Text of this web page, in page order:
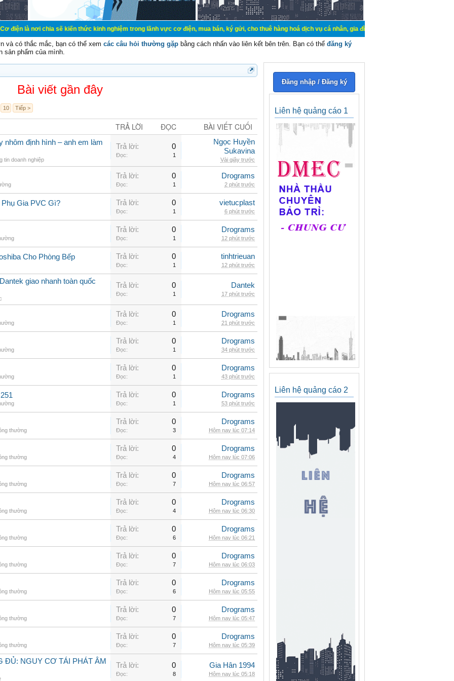
nơi chia sẽ kiến thức kinh nghiệm trong lãnh vực cơ điện, mua bán, ký gửi, cho thuê hàng hoá dịch vụ cá nhân, gia đình. Mua bán, ký gửi, cho thuê thiết
và có thắc mắc, bạn có thể xem các câu hỏi thường gặp bằng cách nhấn vào liên kết bên trên. Bạn có thể đăng ký
sản phẩm của mình.
Bài viết gần đây
10 Tiếp >
TRẢ LỜI ĐỌC BÀI VIẾT CUỐI
nhôm định hình – anh em làm
tin doanh nghiệp
Trả lời: 0
Đọc: 1
Ngọc Huyền
Sukavina
Vài giây trước
Trả lời: 0
Đọc: 1
Drograms
2 phút trước
Gia PVC Gì? Trả lời: 0
Đọc: 1
vietucplast
6 phút trước
Trả lời: 0
Đọc: 1
Drograms
12 phút trước
Cho Phòng Bếp Trả lời: 0
Đọc: 1
tinhtrieuan
12 phút trước
giao nhanh toàn quốc Trả lời: 0
Đọc: 1
Dantek
17 phút trước
Trả lời: 0
Đọc: 1
Drograms
21 phút trước
Trả lời: 0
Đọc: 1
Drograms
34 phút trước
Trả lời: 0
Đọc: 1
Drograms
43 phút trước
Trả lời: 0
Đọc: 1
Drograms
53 phút trước
thường
Trả lời: 0
Đọc: 3
Drograms
Hôm nay lúc 07:14
thường
Trả lời: 0
Đọc: 4
Drograms
Hôm nay lúc 07:06
thường
Trả lời: 0
Đọc: 7
Drograms
Hôm nay lúc 06:57
thường
Trả lời: 0
Đọc: 4
Drograms
Hôm nay lúc 06:30
thường
Trả lời: 0
Đọc: 6
Drograms
Hôm nay lúc 06:21
thường
Trả lời: 0
Đọc: 7
Drograms
Hôm nay lúc 06:03
thường
Trả lời: 0
Đọc: 6
Drograms
Hôm nay lúc 05:55
thường
Trả lời: 0
Đọc: 7
Drograms
Hôm nay lúc 05:47
thường
Trả lời: 0
Đọc: 7
Drograms
Hôm nay lúc 05:39
ĐỦ: NGUY CƠ TÁI PHÁT ÂM Trả lời: 0
Đọc: 8
Gia Hân 1994
Hôm nay lúc 05:18
Đăng nhập / Đăng ký
Liên hệ quảng cáo 1
Liên hệ quảng cáo 2